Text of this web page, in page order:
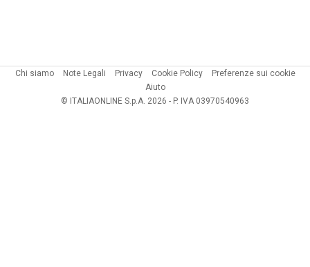
Chi siamo Note Legali Privacy Cookie Policy
Preferenze sui cookie
Aiuto
© ITALIAONLINE S.p.A. 2026 - P. IVA 03970540963